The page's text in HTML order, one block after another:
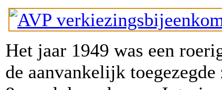
Het jaar 1949 was een
de aanvankelijk